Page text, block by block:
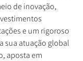
de inovação,
e um rigoroso
sua atuação global
aposta em